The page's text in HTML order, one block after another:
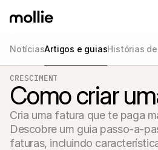
Tap to
Aceite
Saber mais
NotíciasArtigos e guiasHistórias
CRESCIMENTO
Como criar
Cria uma fatura que te paga
Descobre um guia passo-a-
faturas, incluindo